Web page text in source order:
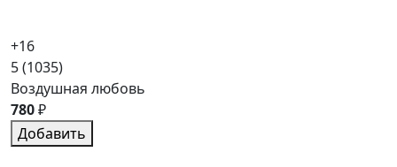
+16
5(1035)
Воздушная любовь
780₽
Добавить